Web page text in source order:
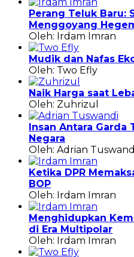
Perang Teluk Baru:
Menggoyang
Oleh: Irdam Imran
Mudik dan Nafas
Oleh: Two Efly
Naik Harga saat
Oleh: Zuhrizul
Insan Antara Garda
Negara
Oleh: Adrian
Ketika DPR
BOP
Oleh: Irdam Imran
Menghidupkan
di Era Multipolar
Oleh: Irdam Imran